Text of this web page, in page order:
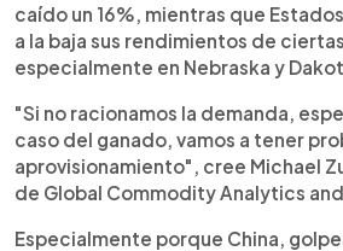
caído un 16%, mientras que
a la baja sus rendimientos de
especialmente en Nebraska y
"Si no racionamos la demanda,
caso del ganado, vamos a tener
aprovisionamiento", cree Michael
de Global Commodity Analytics
Especialmente porque China,